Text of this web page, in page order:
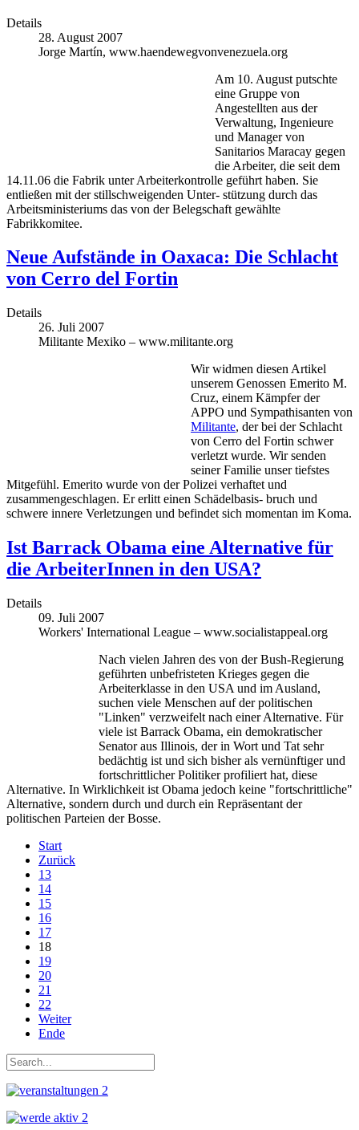
Details
28. August 2007
Jorge Martín, www.haendewegvonvenezuela.org
Am 10. August putschte
eine Gruppe von
Angestellten aus der
Verwaltung, Ingenieure
und Manager von
Sanitarios Maracay gegen
die Arbeiter, die seit dem
14.11.06 die Fabrik unter Arbeiterkontrolle geführt haben. Sie
entließen mit der stillschweigenden Unter- stützung durch das
Arbeitsministeriums das von der Belegschaft gewählte
Fabrikkomitee.
Neue Aufstände in Oaxaca: Die Schlacht
von Cerro del Fortin
Details
26. Juli 2007
Militante Mexiko – www.militante.org
Wir widmen diesen Artikel
unserem Genossen Emerito M.
Cruz, einem Kämpfer der
APPO und Sympathisanten von
Militante, der bei der Schlacht
von Cerro del Fortin schwer
verletzt wurde. Wir senden
seiner Familie unser tiefstes
Mitgefühl. Emerito wurde von der Polizei verhaftet und
zusammengeschlagen. Er erlitt einen Schädelbasis- bruch und
schwere innere Verletzungen und befindet sich momentan im Koma.
Ist Barrack Obama eine Alternative für
die ArbeiterInnen in den USA?
Details
09. Juli 2007
Workers' International League – www.socialistappeal.org
Nach vielen Jahren des von der Bush-Regierung
geführten unbefristeten Krieges gegen die
Arbeiterklasse in den USA und im Ausland,
suchen viele Menschen auf der politischen
"Linken" verzweifelt nach einer Alternative. Für
viele ist Barrack Obama, ein demokratischer
Senator aus Illinois, der in Wort und Tat sehr
bedächtig ist und sich bisher als vernünftiger und
fortschrittlicher Politiker profiliert hat, diese
Alternative. In Wirklichkeit ist Obama jedoch keine "fortschrittliche"
Alternative, sondern durch und durch ein Repräsentant der
politischen Parteien der Bosse.
Start
Zurück
13
14
15
16
17
18
19
20
21
22
Weiter
Ende